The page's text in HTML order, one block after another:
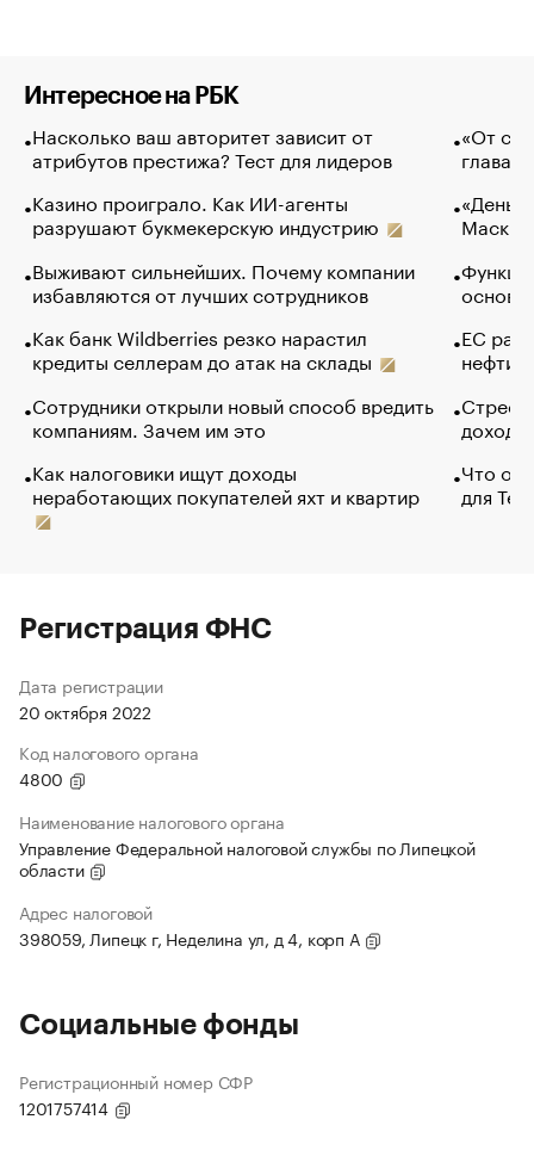
Интересное на РБК
Насколько ваш авторитет зависит от
атрибутов престижа? Тест для лидеров
Казино проиграло. Как ИИ-агенты
разрушают букмекерскую индустрию
Выживают сильнейших. Почему компании
избавляются от лучших сотрудников
Как банк Wildberries резко нарастил
кредиты селлерам до атак на склады
Сотрудники открыли новый способ вредить
компаниям. Зачем им это
Как налоговики ищут доходы
неработающих покупателей яхт и квартир
«От
глава
Маск в
основ
ЕС
нефти
Что
для
Регистрация ФНС
Дата регистрации
20 октября 2022
Код налогового органа
4800
Наименование налогового органа
Управление Федеральной налоговой службы по Липецкой
области
Адрес налоговой
398059, Липецк г, Неделина ул, д 4, корп А
Социальные фонды
Регистрационный номер СФР
1201757414